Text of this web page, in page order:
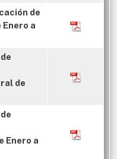
de
a
de
Enero a